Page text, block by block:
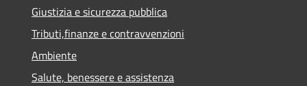
Giustizia e sicurezza pubblica
Tributi,finanze e contravvenzioni
Ambiente
Salute, benessere e assistenza